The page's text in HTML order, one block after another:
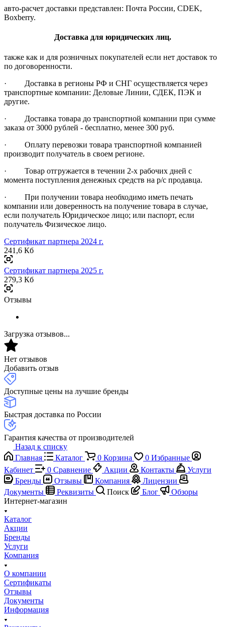
авто-расчет доставки представлен: Почта России, CDEK,
Boxberry.
Доставка для юридических лиц.
также как и для розничных покупателей если нет доставок то
по договоренности.
· Доставка в регионы РФ и СНГ осуществляется через
транспортные компании: Деловые Линии, СДЕК, ПЭК и
другие.
· Доставка товара до транспортной компании при сумме
заказа от 3000 рублей - бесплатно, менее 300 руб.
· Оплату перевозки товара транспортной компанией
производит получатель в своем регионе.
· Товар отгружается в течении 2-х рабочих дней с
момента поступления денежных средств на р/с продавца.
· При получении товара необходимо иметь печать
компании или доверенность на получение товара в случае,
если получатель Юридическое лицо; или паспорт, если
получатель Физическое лицо.
Сертификат партнера 2024 г.
241,6 Кб
Сертификат партнера 2025 г.
279,3 Кб
Отзывы
Загрузка отзывов...
Нет отзывов
Добавить отзыв
Доступные цены на лучшие бренды
Быстрая доставка по России
Гарантия качества от производителей
Назад к списку
Главная
Каталог 0 Корзина 0 Избранные
Кабинет
0 Сравнение Акции Контакты
Услуги
Бренды
Отзывы Компания
Лицензии
Документы
Реквизиты Поиск Блог
Обзоры
Интернет-магазин
Каталог
Акции
Бренды
Услуги
Компания
О компании
Сертификаты
Отзывы
Документы
Информация